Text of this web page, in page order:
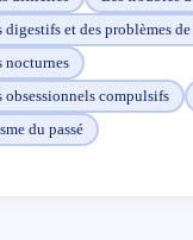
vos ressources
rapidement du
digestifs et des problèmes de
nocturnes
obsessionnels compulsifs
du passé